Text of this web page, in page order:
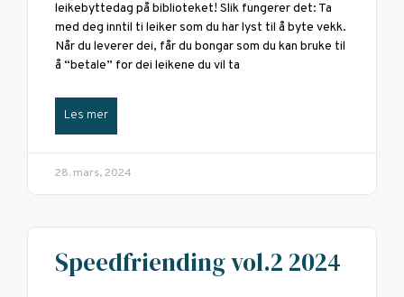
leikebyttedag på biblioteket! Slik fungerer det: Ta
med deg inntil ti leiker som du har lyst til å byte vekk.
Når du leverer dei, får du bongar som du kan bruke til
å “betale” for dei leikene du vil ta
Les mer
28. mars, 2024
Speedfriending vol.2 2024